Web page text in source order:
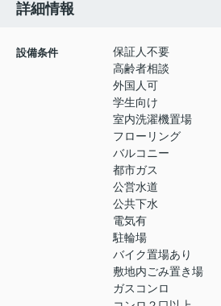
詳細情報
設備条件
保証人不要
高齢者相談
外国人可
学生向け
室内洗濯機置場
フローリング
バルコニー
都市ガス
公営水道
公共下水
電気有
駐輪場
バイク置場あり
敷地内ごみ置き場
ガスコンロ